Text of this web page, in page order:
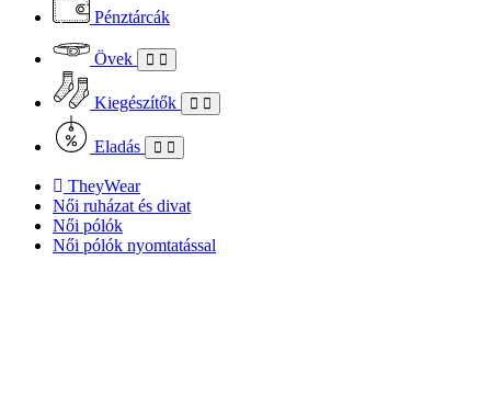
Pénztárcák
Övek
Kiegészítők
Eladás
TheyWear
Női ruházat és divat
Női pólók
Női pólók nyomtatással